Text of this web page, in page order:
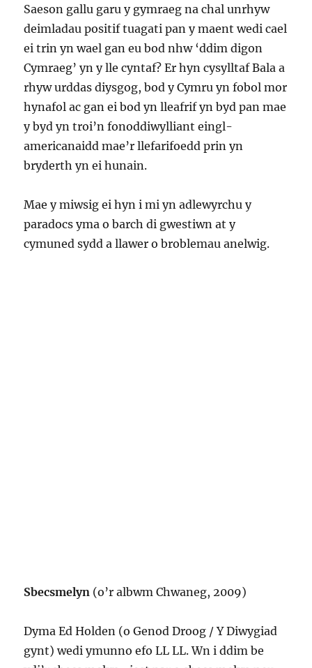
Saeson gallu garu y gymraeg na chal unrhyw
deimladau positif tuagati pan y maent wedi cael
ei trin yn wael gan eu bod nhw ‘ddim digon
Cymraeg’ yn y lle cyntaf? Er hyn cysylltaf Bala a
rhyw urddas diysgog, bod y Cymru yn fobol mor
hynafol ac gan ei bod yn lleafrif yn byd pan mae
y byd yn troi’n fonoddiwylliant eingl-
americanaidd mae’r llefarifoedd prin yn
bryderth yn ei hunain.
Mae y miwsig ei hyn i mi yn adlewyrchu y
paradocs yma o barch di gwestiwn at y
cymuned sydd a llawer o broblemau anelwig.
Sbecsmelyn (o’r albwm Chwaneg, 2009)
Dyma Ed Holden (o Genod Droog / Y Diwygiad
gynt) wedi ymunno efo LL LL. Wn i ddim be